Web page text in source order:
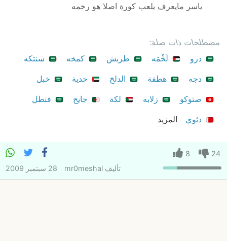
ياسر مايعرف يلعب كورة اصلا هو رخمه
مصطلحات ذات صلة:
درو
لَخْمَه طربش كمخه
سنتكه
دجه
هطفة الدلخ خدية
خبل
صتوكو
زلابه لكة جايح
فنطل
دثوي
المزيد
24
8
تأليف mr0meshal 28 سبتمبر 2009